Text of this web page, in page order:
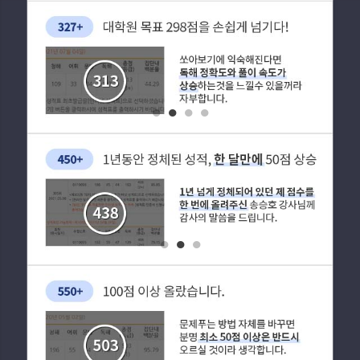
1 2 3 4
1 2 3